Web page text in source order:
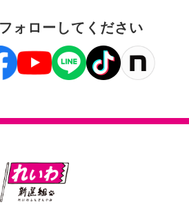
ォローしてください